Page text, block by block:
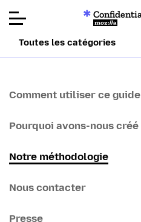
Mozilla
Toutes les catégories
Comment utiliser ce guide
Pourquoi avons-nous
Notre méthodologie
Nous contacter
Presse